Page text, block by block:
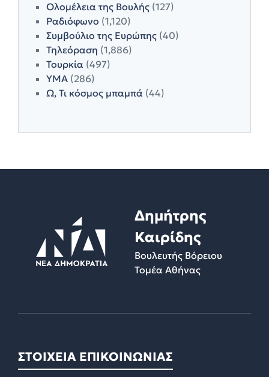
Ολομέλεια της Βουλής (127)
Ραδιόφωνο (1,120)
Συμβούλιο της Ευρώπης (40)
Τηλεόραση (1,886)
Τουρκία (497)
ΥΜΑ (286)
Ω, Τι κόσμος μπαμπά (44)
Δημήτρης
Καιρίδης
Βουλευτής Βόρειου
Τομέα Αθήνας
ΣΤΟΙΧΕΙΑ ΕΠΙΚΟΙΝΩΝΙΑΣ